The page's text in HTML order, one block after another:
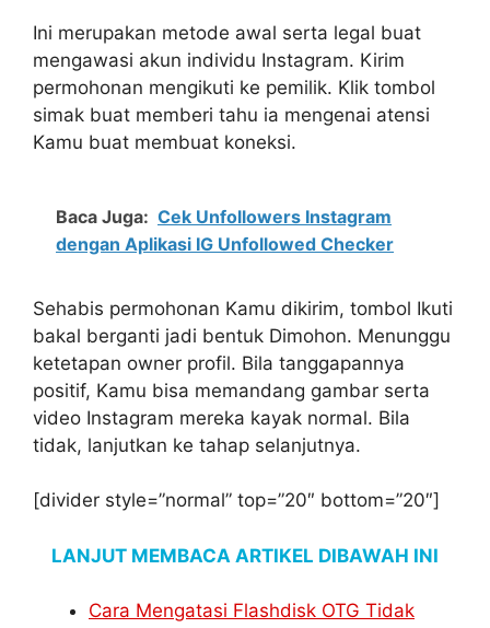
Ini merupakan metode awal serta legal buat
mengawasi akun individu Instagram. Kirim
permohonan mengikuti ke pemilik. Klik tombol
simak buat memberi tahu ia mengenai atensi
Kamu buat membuat koneksi.
Baca Juga: Cek Unfollowers Instagram
dengan Aplikasi IG Unfollowed Checker
Sehabis permohonan Kamu dikirim, tombol Ikuti
bakal berganti jadi bentuk Dimohon. Menunggu
ketetapan owner profil. Bila tanggapannya
positif, Kamu bisa memandang gambar serta
video Instagram mereka kayak normal. Bila
tidak, lanjutkan ke tahap selanjutnya.
[divider style=”normal” top=”20″ bottom=”20″]
LANJUT MEMBACA ARTIKEL DIBAWAH INI
Cara Mengatasi Flashdisk OTG Tidak